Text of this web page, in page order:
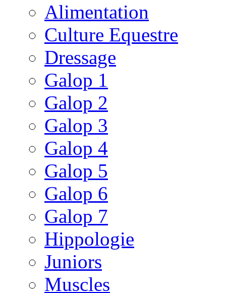
Alimentation
Culture Equestre
Dressage
Galop 1
Galop 2
Galop 3
Galop 4
Galop 5
Galop 6
Galop 7
Hippologie
Juniors
Muscles